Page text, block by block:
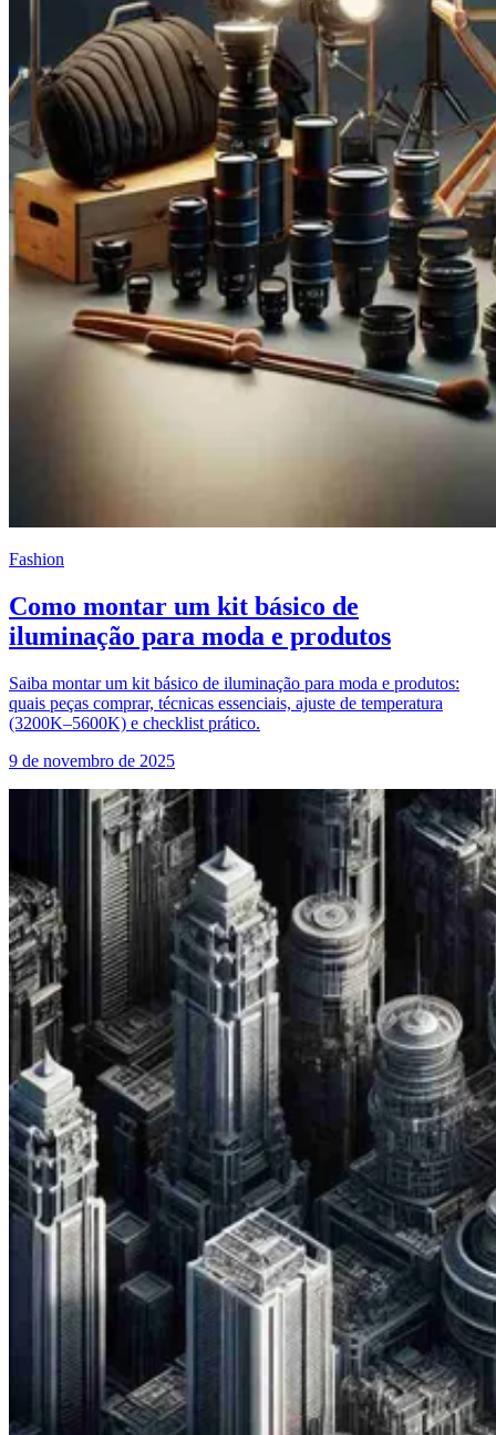
Fashion
Como montar um kit básico de
iluminação para moda e produtos
Saiba montar um kit básico de iluminação para moda e produtos:
quais peças comprar, técnicas essenciais, ajuste de temperatura
(3200K–5600K) e checklist prático.
9 de novembro de 2025